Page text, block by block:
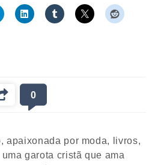
0
apaixonada por moda, livros,
garota cristã que ama